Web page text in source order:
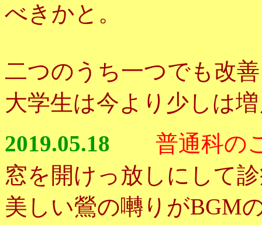
べきかと。
二つのうち一つでも改
大学生は今より少しは
2019.05.18
普通科の
窓を開けっ放しにして
美しい鶯の囀りがBGM